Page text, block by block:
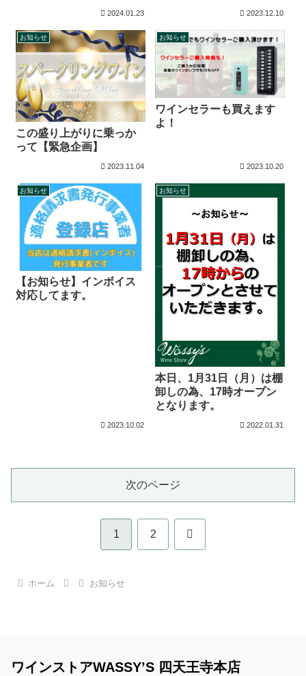
2024.01.23 2023.12.10
お知らせ
この盛り上がりに乗っか
って【緊急企画】
2023.11.04
お知らせ
ワインセラーも買えます
よ！
2023.10.20
お知らせ
【お知らせ】インボイス
対応してます。
2023.10.02
お知らせ
本日、1月31日（月）は棚
卸しの為、17時オープン
となります。
2022.01.31
次のページ
1 2 次
ホーム お知らせ
ワインストアWASSY’S 四天王寺本店